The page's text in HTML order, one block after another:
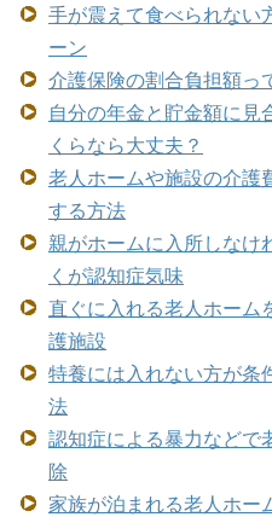
手が震えて食べられない
ーン
介護保険の割合負担額っ
自分の年金と貯金額に
くらなら大丈夫？
老人ホームや施設の介護
する方法
親がホームに入所しな
くが認知症気味
直ぐに入れる老人ホーム
護施設
特養には入れない方が条
法
認知症による暴力などで
除
家族が泊まれる老人ホ